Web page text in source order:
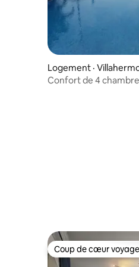
Logement ·
Confort de 4
Coup de cœur
Coup de cœur